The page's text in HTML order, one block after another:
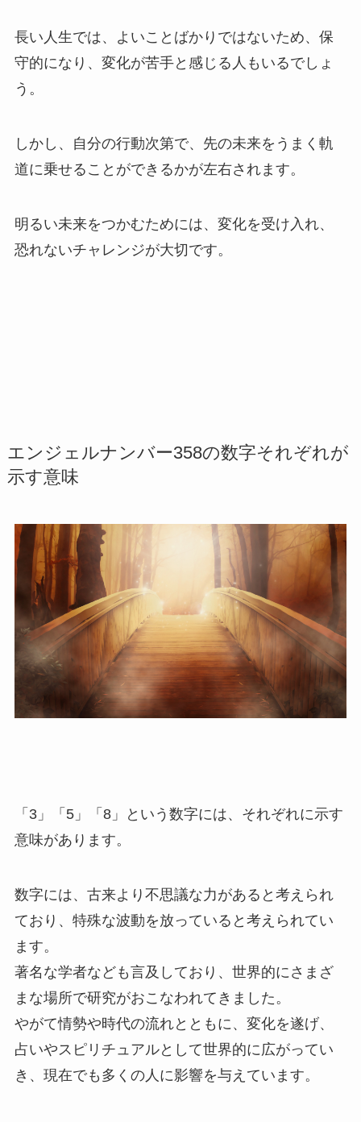
長い人生では、よいことばかりではないため、保
守的になり、変化が苦手と感じる人もいるでしょ
う。
しかし、自分の行動次第で、先の未来をうまく軌
道に乗せることができるかが左右されます。
明るい未来をつかむためには、変化を受け入れ、
恐れないチャレンジが大切です。
エンジェルナンバー358の数字それぞれが
示す意味
「3」「5」「8」という数字には、それぞれに示す
意味があります。
数字には、古来より不思議な力があると考えられ
ており、特殊な波動を放っていると考えられてい
ます。
著名な学者なども言及しており、世界的にさまざ
まな場所で研究がおこなわれてきました。
やがて情勢や時代の流れとともに、変化を遂げ、
占いやスピリチュアルとして世界的に広がってい
き、現在でも多くの人に影響を与えています。